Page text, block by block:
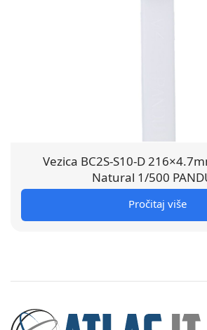
Vezica BC2S-S10-D
Natural 1/500
Pročitaj više